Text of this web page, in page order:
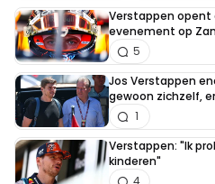
Verstappen opent
evenement op
5
Jos Verstappen
gewoon zichzelf,
1
Verstappen: "Ik
kinderen"